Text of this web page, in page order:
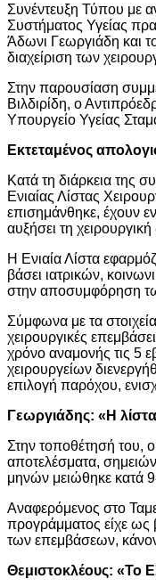
Συνέντευξη Τύπου με
Συστήματος Υγείας
Άδωνι Γεωργιάδη και
διαχείριση των
Στην παρουσίαση
Βιλδιρίδη, ο
Υπουργείο Υγείας
Εκτεταμένος
Κατά τη διάρκεια της
Ενιαίας Λίστας
επισημάνθηκε, έχουν
αυξήσει τη
Η Ενιαία Λίστα
βάσει ιατρικών,
στην αποσυμφόρηση
Σύμφωνα με τα
χειρουργικές
χρόνο αναμονής τις 5
χειρουργείων
επιλογή παρόχου,
Γεωργιάδης: «Η
Στην τοποθέτησή του, ο
αποτελέσματα,
μηνών μειώθηκε κατά
Αναφερόμενος στο
προγράμματος είχε ως
των επεμβάσεων,
Θεμιστοκλέους: «Το